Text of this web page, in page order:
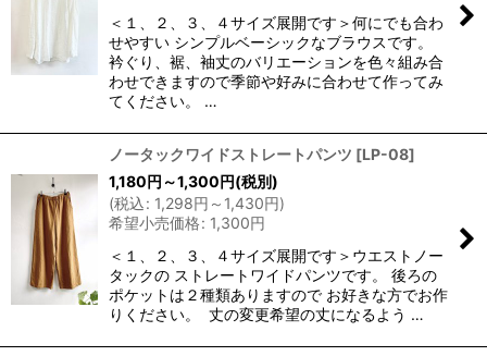
＜１、２、３、４サイズ展開です＞何にでも合わ
せやすい シンプルベーシックなブラウスです。
衿ぐり、裾、袖丈のバリエーションを色々組み合
わせできますので季節や好みに合わせて作ってみ
てください。 …
ノータックワイドストレートパンツ [LP-08]
1,180円 ～1,300円(税別)
(税込: 1,298円 ～1,430円)
希望小売価格: 1,300円
＜１、２、３、４サイズ展開です＞ウエストノー
タックの ストレートワイドパンツです。 後ろの
ポケットは２種類ありますので お好きな方でお作
りください。 丈の変更希望の丈になるよう …